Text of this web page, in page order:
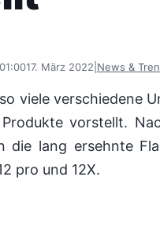
17. März 2022 News &
viele verschiedene
vorstellt.
die lang ersehnte
pro und 12X.